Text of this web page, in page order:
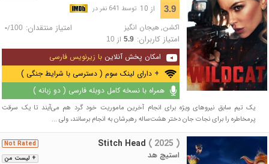
3.9 از 10 توسط 641 نفر در
اکشن,هیجان انگیز امتیاز منتقدان: -/100
امتیاز کاربران: 5.9از 10
امکان پخش آنلاین با زیرنویس فارسی
+ دارای لینک سوم ( دسترسی با شرایط جنگی )
همراه با نسخه کامل دوبله فارسی ( دو زبانه )
یک تیم سابق نیروهای ویژه برای انجام آخرین ماموریت خود گرد هم می‌آیند تا یک سرقت
پرمخاطره را برای نجات جان دختر هشت‌ساله رهبرشان به انجام برسانند، ولی ...
+ لیست من
Not Rated Stitch Head ( 2025 )
استیچ هد